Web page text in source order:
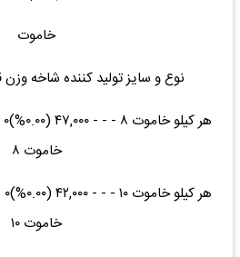
خاموت
نوع و سایز تولید کننده شاخه
خاموت ۸
خاموت ۱۰